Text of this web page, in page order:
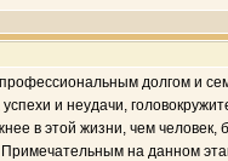
долгом и
и неудачи,
в этой жизни, чем
на данном